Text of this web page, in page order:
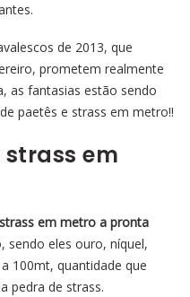
de 2013, que
prometem realmente
as fantasias estão sendo
paetês e strass em metro!!
em
strass em metro a pronta
sendo eles ouro, níquel,
100mt, quantidade que
pedra de strass.